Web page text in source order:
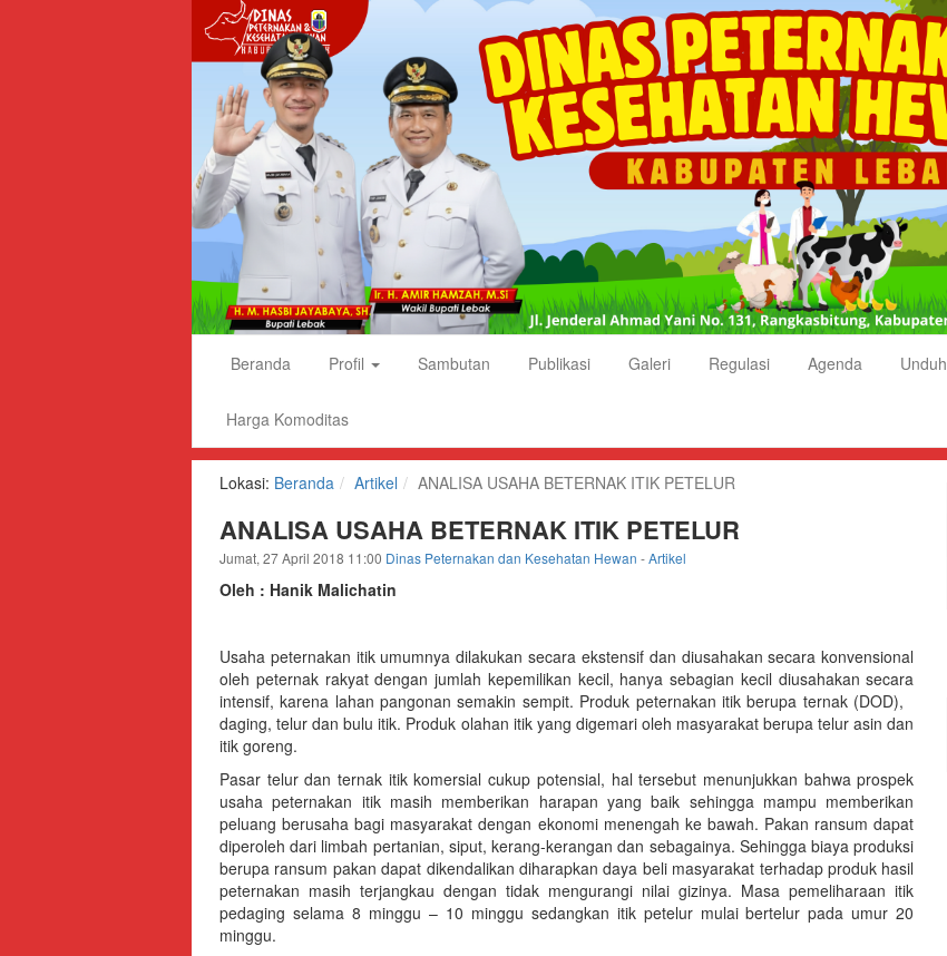
Dinas
dan
Kesehatan
Hewan
Kabupaten
Lebak
Situs
Dinas
Peternakan
dan
Kesehatan
Hewan
Kabupaten
Lebak
Beranda Profil Sambutan Publikasi Galeri Regulasi Agenda Unduh
Harga Komoditas
Lokasi: Beranda Artikel ANALISA USAHA BETERNAK ITIK PETELUR
ANALISA USAHA BETERNAK ITIK PETELUR
Jumat, 27 April 2018 11:00 Dinas Peternakan dan Kesehatan Hewan -Artikel
Oleh : Hanik Malichatin
Usaha peternakan itik umumnya dilakukan secara ekstensif dan diusahakan secara konvensional
oleh peternak rakyat dengan jumlah kepemilikan kecil, hanya sebagian kecil diusahakan secara
intensif, karena lahan pangonan semakin sempit. Produk peternakan itik berupa ternak (DOD),
daging, telur dan bulu itik. Produk olahan itik yang digemari oleh masyarakat berupa telur asin dan
itik goreng.
Pasar telur dan ternak itik komersial cukup potensial, hal tersebut menunjukkan bahwa prospek
usaha peternakan itik masih memberikan harapan yang baik sehingga mampu memberikan
peluang berusaha bagi masyarakat dengan ekonomi menengah ke bawah. Pakan ransum dapat
diperoleh dari limbah pertanian, siput, kerang-kerangan dan sebagainya. Sehingga biaya produksi
berupa ransum pakan dapat dikendalikan diharapkan daya beli masyarakat terhadap produk hasil
peternakan masih terjangkau dengan tidak mengurangi nilai gizinya. Masa pemeliharaan itik
pedaging selama 8 minggu – 10 minggu sedangkan itik petelur mulai bertelur pada umur 20
minggu.